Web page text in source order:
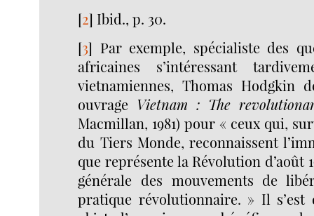
[2] Ibid., p. 30.
[3] Par exemple, spécialiste des
africaines s’intéressant
vietnamiennes, Thomas Hodgkin
ouvrage Vietnam : The
Macmillan, 1981) pour « ceux qui,
du Tiers Monde, reconnaissent
que représente la Révolution d’août
générale des mouvements de
pratique révolutionnaire. » Il